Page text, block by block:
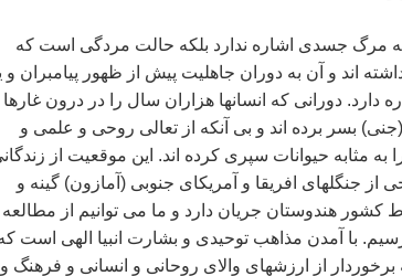
به مرگ جسدی اشاره ندارد بلکه حالت مردگی است که
اند و آن به دوران جاهليت پيش از ظهور پيامبران و
دارد. دورانی که انسانها هزاران سال را در درون غارها
بسر برده اند و بی آنکه از تعالی روحی و علمی و
به مثابه حيوانات سپری کرده اند. اين موقعيت از
از جنگلهای افريقا و آمريکای جنوبی (آمازون) گينه و
کشور هندوستان جريان دارد و ما می توانيم از مطالعه
با آمدن مذاهب توحيدی و بشارت انبيا الهی است
از ارزشهای والای روحانی و انسانی و فرهنگ و